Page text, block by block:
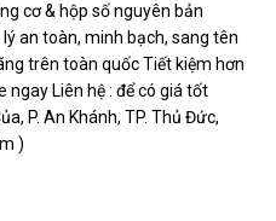
cơ & hộp số nguyên bản
an toàn, minh bạch, sang tên
trên toàn quốc Tiết kiệm hơn
ngay Liên hệ : để có giá tốt
P. An Khánh, TP. Thủ Đức,
)